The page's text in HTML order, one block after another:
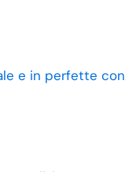
e in perfette